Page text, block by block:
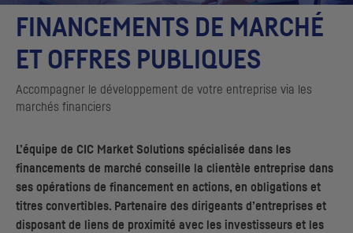
FINANCEMENTS DE MARCHÉ
ET OFFRES PUBLIQUES
Accompagner le développement de votre entreprise via les
marchés financiers
L’équipe de CIC Market Solutions spécialisée dans les
financements de marché conseille la clientèle entreprise dans
ses opérations de financement en actions, en obligations et
titres convertibles. Partenaire des dirigeants d’entreprises et
disposant de liens de proximité avec les investisseurs et les